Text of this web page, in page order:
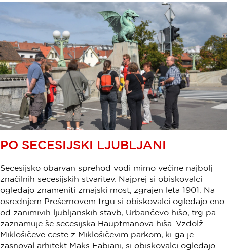
PO SECESIJSKI LJUBLJANI
Secesijsko obarvan sprehod vodi mimo večine najbolj
značilnih secesijskih stvaritev. Najprej si obiskovalci
ogledajo znameniti zmajski most, zgrajen leta 1901. Na
osrednjem Prešernovem trgu si obiskovalci ogledajo eno
od zanimivih ljubljanskih stavb, Urbančevo hišo, trg pa
zaznamuje še secesijska Hauptmanova hiša. Vzdolž
Miklošičeve ceste z Miklošičevim parkom, ki ga je
zasnoval arhitekt Maks Fabiani, si obiskovalci ogledajo